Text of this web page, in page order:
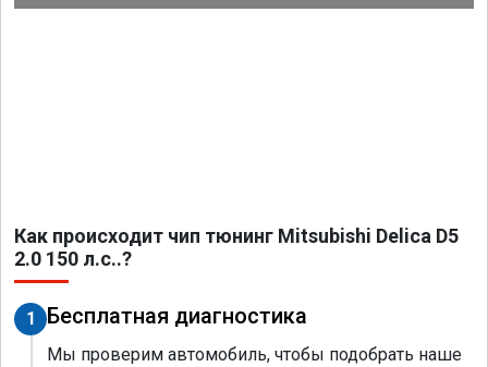
Как происходит чип тюнинг Mitsubishi Delica D5
2.0 150 л.с..?
1 Бесплатная диагностика
Мы проверим автомобиль, чтобы подобрать наше